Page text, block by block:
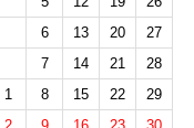
6 13 20
27
7 14 21
28
1 8 15 22
29